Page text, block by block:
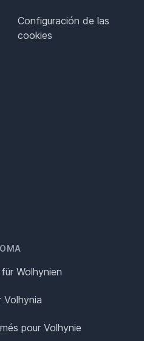
Configuración de las
cookies
Wolhynien
pour Volhynie